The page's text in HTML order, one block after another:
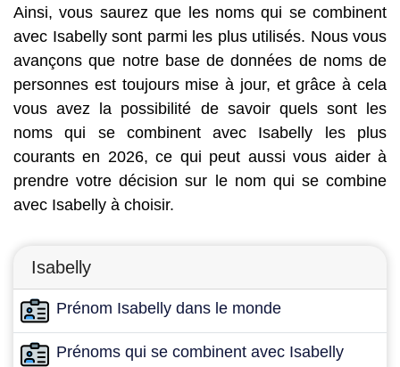
Ainsi, vous saurez que les noms qui se combinent
avec Isabelly sont parmi les plus utilisés. Nous vous
avançons que notre base de données de noms de
personnes est toujours mise à jour, et grâce à cela
vous avez la possibilité de savoir quels sont les
noms qui se combinent avec Isabelly les plus
courants en 2026, ce qui peut aussi vous aider à
prendre votre décision sur le nom qui se combine
avec Isabelly à choisir.
Isabelly
Prénom Isabelly dans le monde
Prénoms qui se combinent avec Isabelly